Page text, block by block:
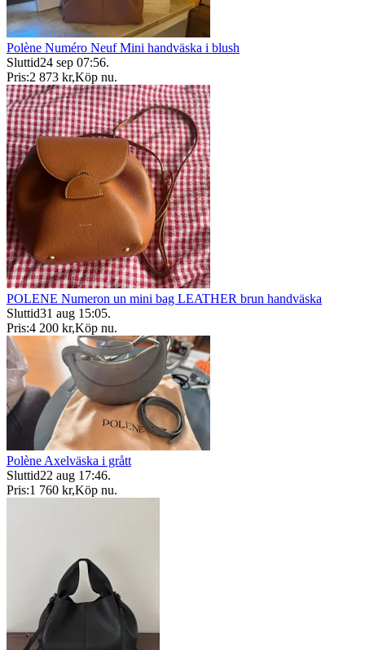
Polène Numéro Neuf Mini handväska i blush
Sluttid24 sep 07:56.
Pris:2 873 kr,Köp nu.
POLENE Numeron un mini bag LEATHER brun handväska
Sluttid31 aug 15:05.
Pris:4 200 kr,Köp nu.
Polène Axelväska i grått
Sluttid22 aug 17:46.
Pris:1 760 kr,Köp nu.